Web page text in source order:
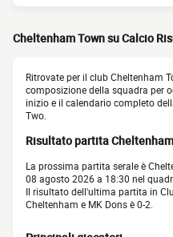
Cheltenham Town su Calcio
Ritrovate per il club Cheltenham
composizione della squadra per
inizio e il calendario completo
Two.
Risultato partita
La prossima partita serale è
08 agosto 2026 a 18:30 nel
Il risultato dell'ultima partita in
Cheltenham e MK Dons è 0-2.